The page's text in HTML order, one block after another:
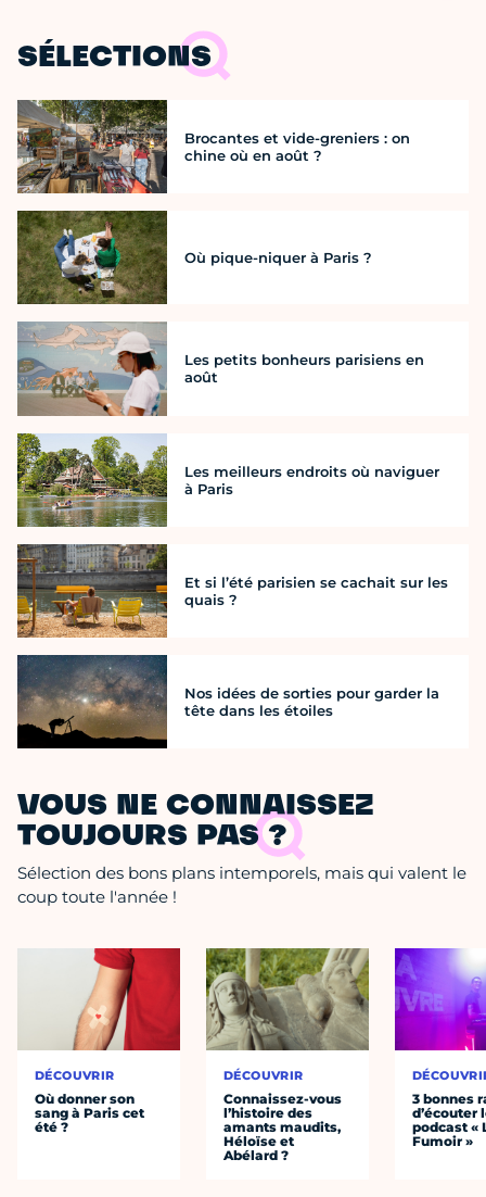
SÉLECTIONS
Brocantes et vide-greniers : on
chine où en août ?
Où pique-niquer à Paris ?
Les petits bonheurs parisiens en
août
Les meilleurs endroits où naviguer
à Paris
Et si l’été parisien se cachait sur les
quais ?
Nos idées de sorties pour garder la
tête dans les étoiles
VOUS NE CONNAISSEZ
TOUJOURS PAS ?
Sélection des bons plans intemporels, mais qui valent le
coup toute l'année !
DÉCOUVRIR
Où donner son
sang à Paris cet
été ?
DÉCOUVRIR
Connaissez-vous
l’histoire des
amants maudits,
Héloïse et
Abélard ?
3 bonnes
d’écouter
podcast «
Fumoir »